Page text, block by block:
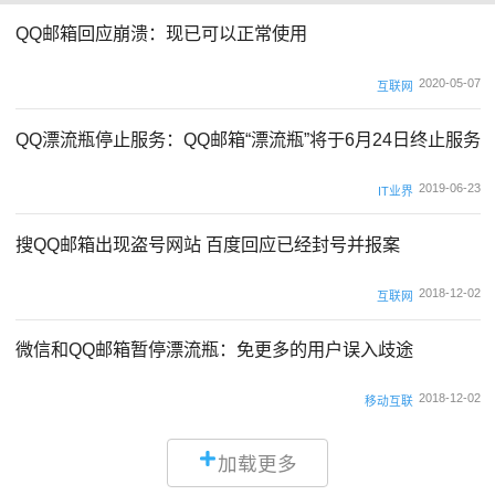
QQ邮箱回应崩溃：现已可以正常使用
互联网 2020-05-07
QQ漂流瓶停止服务：QQ邮箱“漂流瓶”将于6月24日终止服务
IT业界 2019-06-23
搜QQ邮箱出现盗号网站 百度回应已经封号并报案
互联网 2018-12-02
微信和QQ邮箱暂停漂流瓶：免更多的用户误入歧途
移动互联 2018-12-02
加载更多